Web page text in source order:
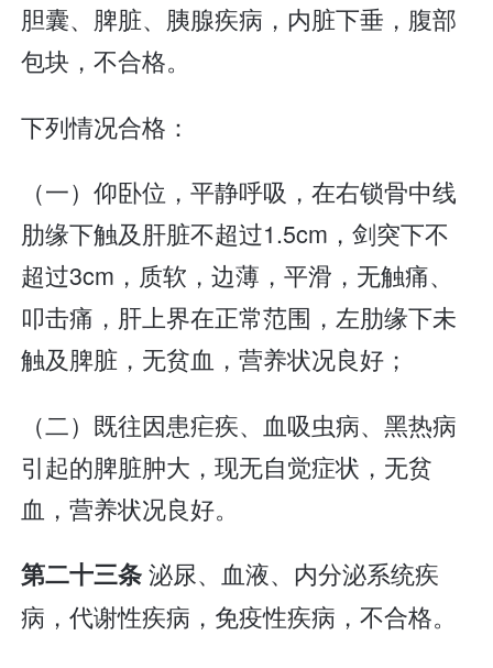
胆囊、脾脏、胰腺疾病，内脏下垂，腹部
包块，不合格。
下列情况合格：
（一）仰卧位，平静呼吸，在右锁骨中线
肋缘下触及肝脏不超过1.5cm，剑突下不
超过3cm，质软，边薄，平滑，无触痛、
叩击痛，肝上界在正常范围，左肋缘下未
触及脾脏，无贫血，营养状况良好；
（二）既往因患疟疾、血吸虫病、黑热病
引起的脾脏肿大，现无自觉症状，无贫
血，营养状况良好。
第二十三条泌尿、血液、内分泌系统疾
病，代谢性疾病，免疫性疾病，不合格。